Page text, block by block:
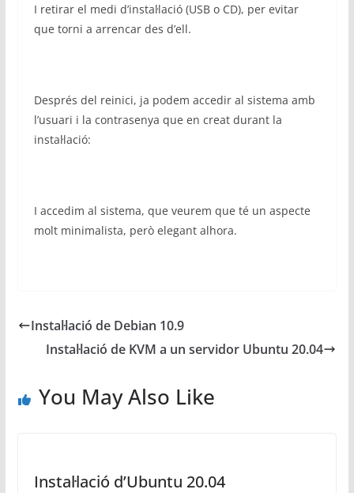
I retirar el medi d’instal·lació (USB o CD), per evitar
que torni a arrencar des d’ell.
Després del reinici, ja podem accedir al sistema amb
l’usuari i la contrasenya que en creat durant la
instal·lació:
I accedim al sistema, que veurem que té un aspecte
molt minimalista, però elegant alhora.
Instal·lació de Debian 10.9
Instal·lació de KVM a un servidor Ubuntu 20.04
You May Also Like
Instal·lació d’Ubuntu 20.04